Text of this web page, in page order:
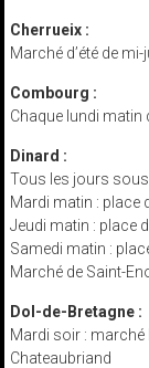
Cherrueix :
Marché d’été de
Combourg :
Chaque lundi matin
Dinard :
Tous les jours sous
Mardi matin : place
Jeudi matin : place
Samedi matin :
Marché de Saint-
Dol-de-Bretagne :
Mardi soir : marché
Chateaubriand